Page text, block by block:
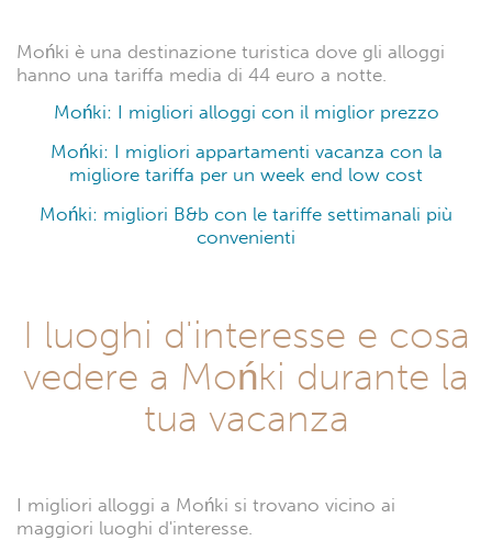
Mońki è una destinazione turistica dove gli alloggi
hanno una tariffa media di 44 euro a notte.
Mońki: I migliori alloggi con il miglior prezzo
Mońki: I migliori appartamenti vacanza con la
migliore tariffa per un week end low cost
Mońki: migliori B&b con le tariffe settimanali più
convenienti
I luoghi d'interesse e cosa
vedere a Mońki durante la
tua vacanza
I migliori alloggi a Mońki si trovano vicino ai
maggiori luoghi d'interesse.